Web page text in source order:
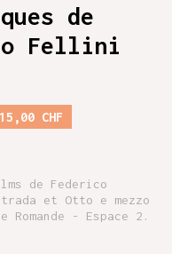
de
Fellini
CHF
de Federico
et Otto e mezzo
- Espace 2.